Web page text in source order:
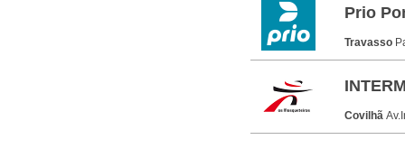
Prio
Travasso
Covilhã